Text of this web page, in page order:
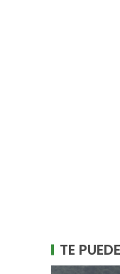
TE